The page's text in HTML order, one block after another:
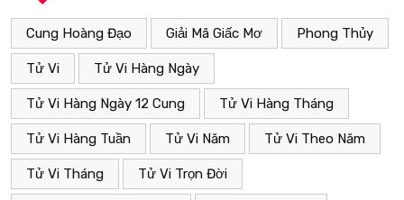
Cung Hoàng Đạo Giải Mã Giấc Mơ Phong Thủy
Tử Vi Tử Vi Hàng Ngày
Tử Vi Hàng Ngày 12 Cung Tử Vi Hàng Tháng
Tử Vi Hàng Tuần Tử Vi Năm Tử Vi Theo Năm
Tử Vi Tháng Tử Vi Trọn Đời